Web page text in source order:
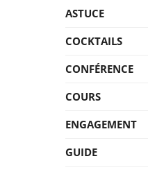
ASTUCE
COCKTAILS
CONFÉRENCE
COURS
ENGAGEMENT
GUIDE